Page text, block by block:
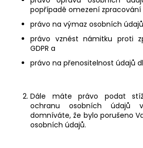
popřípadě omezení zpracování
právo na výmaz osobních údajů
právo vznést námitku proti
GDPR a
právo na přenositelnost údajů
Dále máte právo podat
ochranu osobních údajů
domníváte, že bylo porušeno
osobních údajů.